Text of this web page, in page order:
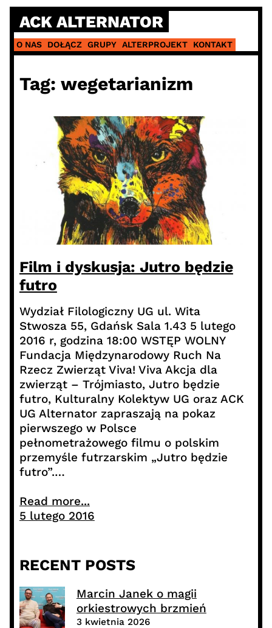
Skip
content
ACK ALTERNATOR
O NAS DOŁĄCZ GRUPY ALTERPROJEKT KONTAKT
Tag: wegetarianizm
Film i dyskusja: Jutro będzie
futro
Wydział Filologiczny UG ul. Wita
Stwosza 55, Gdańsk Sala 1.43 5 lutego
2016 r, godzina 18:00 WSTĘP WOLNY
Fundacja Międzynarodowy Ruch Na
Rzecz Zwierząt Viva! Viva Akcja dla
zwierząt – Trójmiasto, Jutro będzie
futro, Kulturalny Kolektyw UG oraz ACK
UG Alternator zapraszają na pokaz
pierwszego w Polsce
pełnometrażowego filmu o polskim
przemyśle futrzarskim „Jutro będzie
futro”.…
Read more...
5 lutego 2016
RECENT POSTS
Marcin Janek o magii
orkiestrowych brzmień
3 kwietnia 2026